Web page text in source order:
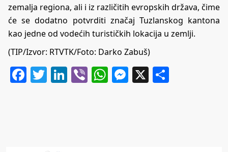
zemalja regiona, ali i iz različitih evropskih država, čime
će se dodatno potvrditi značaj Tuzlanskog kantona
kao jedne od vodećih turističkih lokacija u zemlji.
(TIP/Izvor: RTVTK/Foto: Darko Zabuš)
Facebook
Twitter
LinkedIn
ViberWhatsApp
Messenger
X